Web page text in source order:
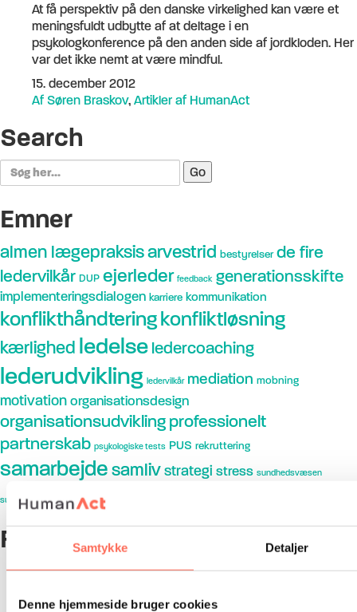
Samtykke Detaljer
Denne hjemmeside bruger cookies
At få perspektiv på den danske virkelighed kan være et
meningsfuldt udbytte af at deltage i en
psykologkonference på den anden side af jordkloden. Her
var det ikke nemt at være mindful.
15. december 2012
Af Søren Braskov, Artikler af HumanAct
Search
Search
for:
Emner
almen lægepraksisarvestrid bestyrelser de fire
ledervilkår DUP ejerleder feedback generationsskifte
implementeringsdialogen karriere kommunikation
konflikthåndteringkonfliktløsning
kærlighed ledelse ledercoaching
lederudvikling ledervilkår mediation mobning
motivationorganisationsdesign
organisationsudviklingprofessionelt
partnerskab psykologiske tests PUS rekruttering
samarbejdesamlivstrategi stress sundhedsvæsen
supervision søren braskov talentudvikling
Forfatter
Af Asger Neumann
Af Søren Braskov